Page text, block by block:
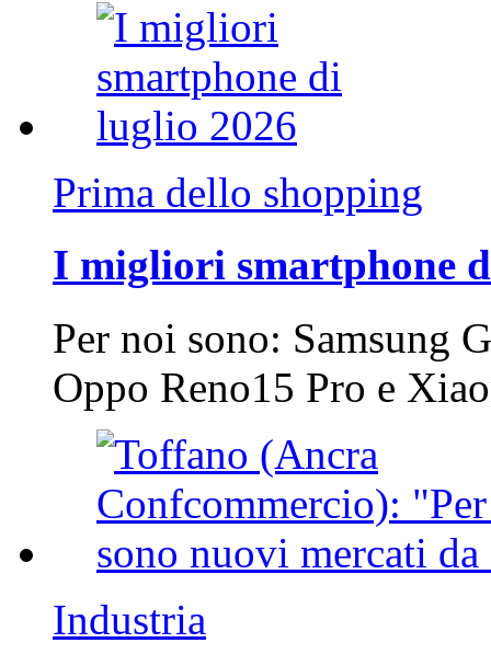
Prima dello shopping
I migliori smartphone
Per noi sono: Samsung
Oppo Reno15 Pro e
Industria